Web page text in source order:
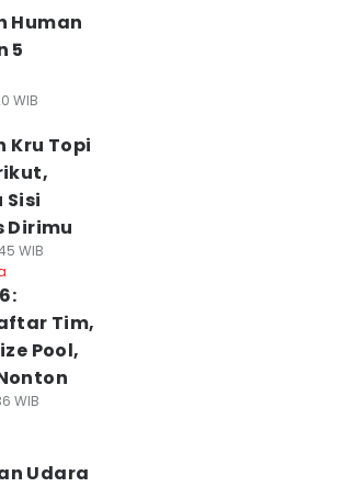
Human
5
WIB
Kru Topi
Sisi
Dirimu
WIB
Tim,
Pool,
WIB
Udara